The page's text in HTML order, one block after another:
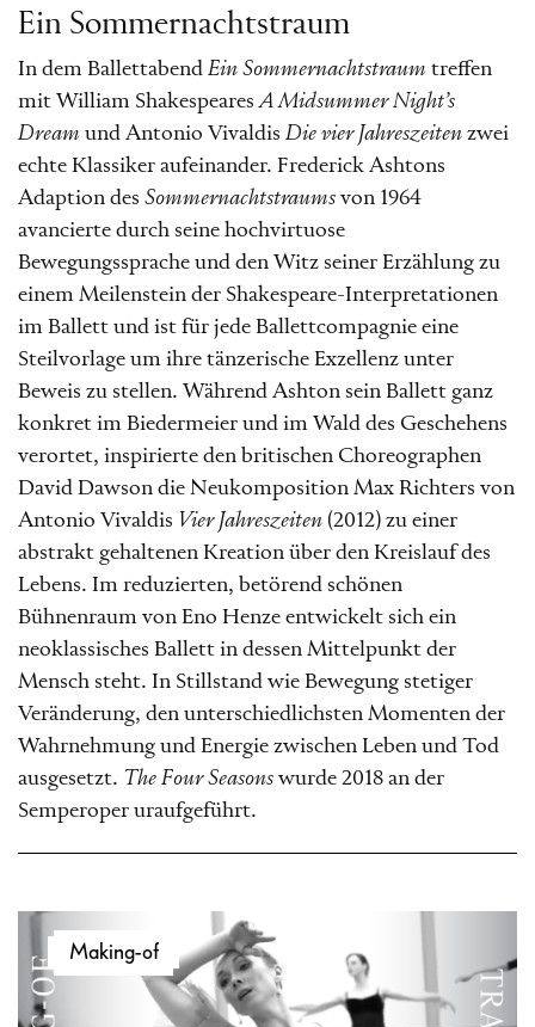
Ein Sommernachtstraum
In dem Ballettabend Ein Sommernachtstraum treffen
mit William ShakespearesA Midsummer Night’s
Dream und Antonio Vivaldis Die vier Jahreszeiten zwei
echte Klassiker aufeinander. Frederick Ashtons
Adaption des Sommernachtstraums von 1964
avancierte durch seine hochvirtuose
Bewegungssprache und den Witz seiner Erzählung zu
einem Meilenstein der Shakespeare-Interpretationen
im Ballett und ist für jede Ballettcompagnie eine
Steilvorlage um ihre tänzerische Exzellenz unter
Beweis zu stellen. Während Ashton sein Ballett ganz
konkret im Biedermeier und im Wald des Geschehens
verortet, inspirierte den britischen Choreographen
David Dawson die Neukomposition Max Richters von
Antonio Vivaldis Vier Jahreszeiten (2012) zu einer
abstrakt gehaltenen Kreation über den Kreislauf des
Lebens. Im reduzierten, betörend schönen
Bühnenraum von Eno Henze entwickelt sich ein
neoklassisches Ballett in dessen Mittelpunkt der
Mensch steht. In Stillstand wie Bewegung stetiger
Veränderung, den unterschiedlichsten Momenten der
Wahrnehmung und Energie zwischen Leben und Tod
ausgesetzt. The Four Seasons wurde 2018 an der
Semperoper uraufgeführt.
Video-
Player
Making-of